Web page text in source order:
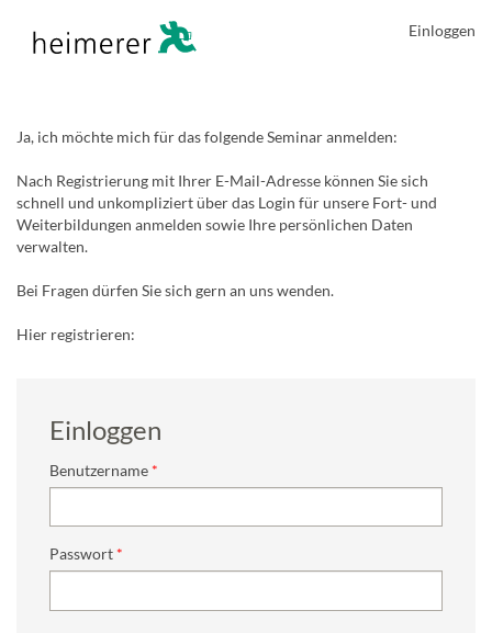
Einloggen
Ja, ich möchte mich für das folgende Seminar anmelden:
Nach Registrierung mit Ihrer E-Mail-Adresse können Sie sich
schnell und unkompliziert über das Login für unsere Fort- und
Weiterbildungen anmelden sowie Ihre persönlichen Daten
verwalten.
Bei Fragen dürfen Sie sich gern an uns wenden.
Hier registrieren:
Einloggen
Benutzername
Passwort